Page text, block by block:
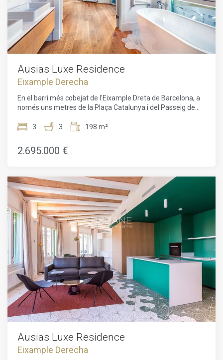
amb les comoditats modernes. Disfruta de la conveniència
d'estar a pocs passos de l'icònic Passeig de Gràcia,
Macael i electrodomèstics de primera qualitat de Smeg.
Entre les característiques addicionals s'inclouen il·luminació
de disseny Vibia, aire condicionat Daikin, calefacció de gas,
sistema de so Sonos i televisors d'última generació. Una
escala flotant condueix al pis superior amb una zona de
bugaderia i una impressionant terrassa de 69 m², equipada
amb reg automatitzat, dutxa i sòls de teca. Situat en una
ubicació privilegiada prop del Passeig de Gràcia i la Plaça de
Catalunya, aquest àtic ofereix una combinació única de
luxe, confort i encant al cor de Barcelona.
Ausias Luxe Residence
Eixample Derecha
En el barri més cobejat de l'Eixample Dreta de Barcelona, a
només uns metres de la Plaça Catalunya i del Passeig de
oportunitat única d'invertir en habitatges de luxe. La
restaurat amb molt de gust per combinar arquitectura
clàssica i interiors moderns. Aquest edifici de 6 plantes
planta baixa.El projecte busca oferir el màxim confort amb
serveis de luxe com xòfer, seguretat reforçada, una
consergeria multilingüe disponible les 24 hores, lloguer de
bicicletes, cabines de massatge i un majordom virtual capaç
de respondre instantàniament a les sol·licituds enviades per
missatge de text. Les unitats van dels 65 m² als 232 m²,
amb configuracions de 1 a 3 dormitoris, algunes amb
terrasses o balcons. El magnífic àtic de la sisena planta
disposa d'una gran terrassa privada amb vistes
espectaculars.Els apartaments han estat dissenyats pel
prestigiós despatx d'arquitectes Daar Architects, que
combina tecnologies innovadores amb un disseny
avantguardista. Aquesta unitat de 176 m² disposa d'una
terrassa de 65 m², amb 2 habitacions, 2 banys, 1 lavabo i
vistes excepcionals. Els residents gaudeixen d'equipaments
seguretat, garantint un estil de vida exclusiu.Una oportunitat
Barcelona, que combina tradició, luxe i serveis exclusius.
3 3 198 m²
2.695.000 €
Ausias Luxe Residence
Eixample Derecha